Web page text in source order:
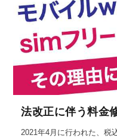
法改正に伴う料金
2021年4月に行われた、税